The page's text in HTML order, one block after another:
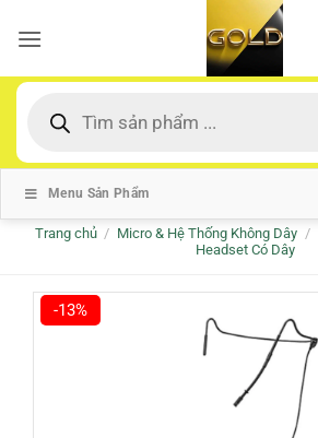
qua
dung
kiếm
Menu Sản Phẩm
Trang chủ / Micro & Hệ Thống Không Dây /
Headset Có Dây
-13%